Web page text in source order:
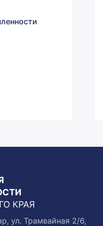
КРАЯ
ул. Трамвайная 2/6,